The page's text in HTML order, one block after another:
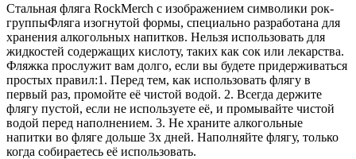
Стальная фляга RockMerch с изображением символики рок-
группыФляга изогнутой формы, специально разработана для
хранения алкогольных напитков. Нельзя использовать для
жидкостей содержащих кислоту, таких как сок или лекарства.
Фляжка прослужит вам долго, если вы будете придерживаться
простых правил:1. Перед тем, как использовать флягу в
первый раз, промойте её чистой водой. 2. Всегда держите
флягу пустой, если не используете её, и промывайте чистой
водой перед наполнением. 3. Не храните алкогольные
напитки во фляге дольше 3х дней. Наполняйте флягу, только
когда собираетесь её использовать.